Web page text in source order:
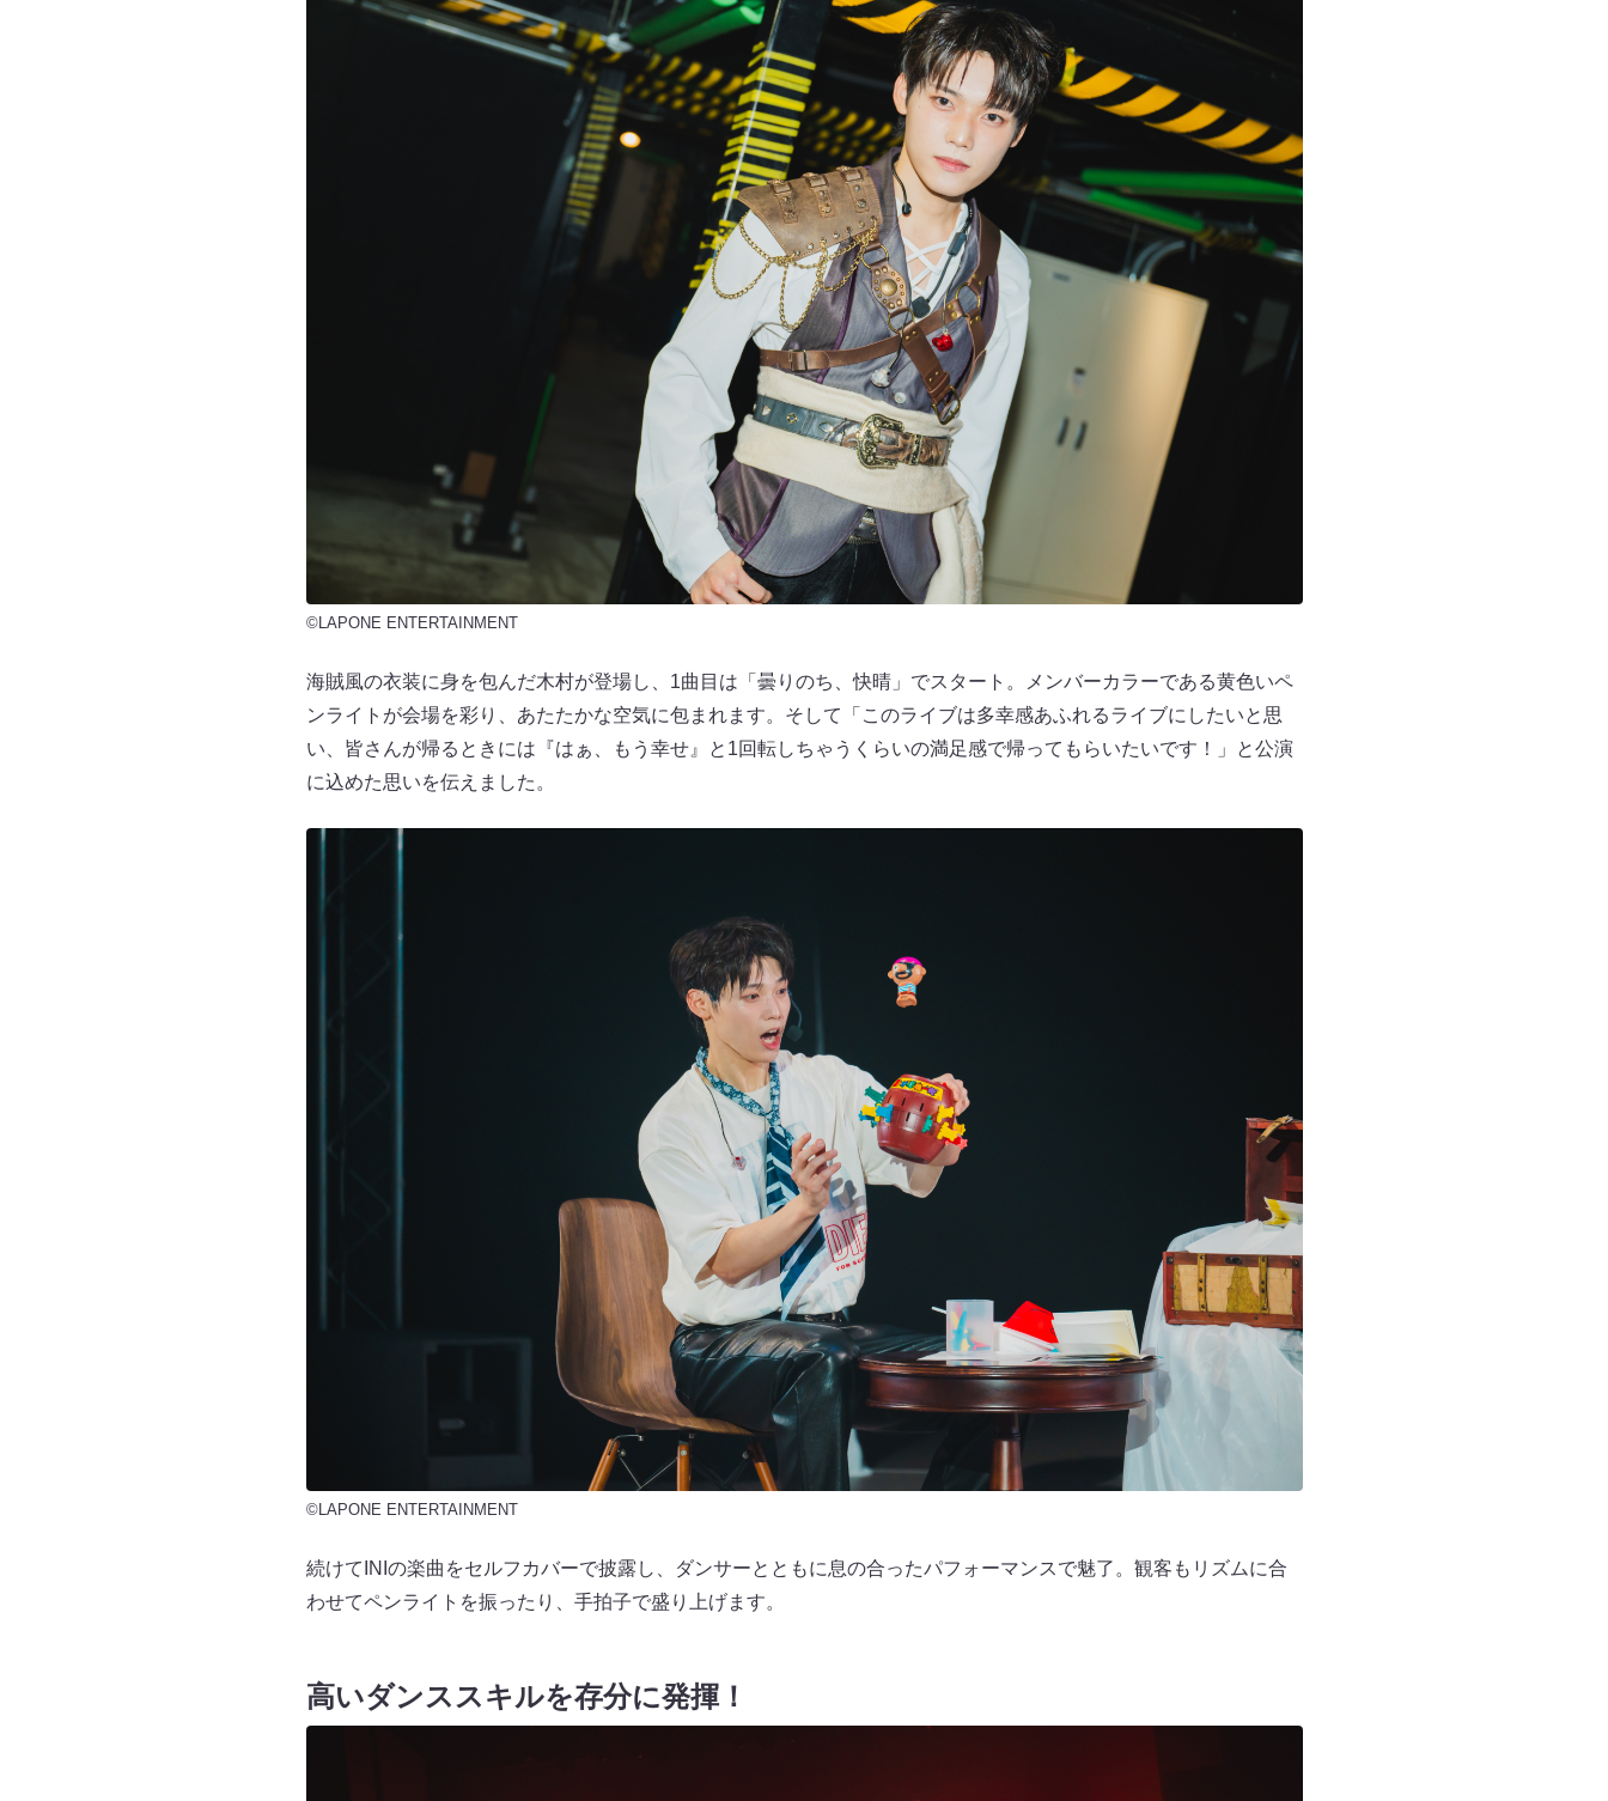
©LAPONE ENTERTAINMENT
海賊風の衣装に身を包んだ木村が登場し、1曲目は「曇りのち、快晴」でスタート。メンバーカラーである黄色いペ
ンライトが会場を彩り、あたたかな空気に包まれます。そして「このライブは多幸感あふれるライブにしたいと思
い、皆さんが帰るときには『はぁ、もう幸せ』と1回転しちゃうくらいの満足感で帰ってもらいたいです！」と公演
に込めた思いを伝えました。
©LAPONE ENTERTAINMENT
続けてINIの楽曲をセルフカバーで披露し、ダンサーとともに息の合ったパフォーマンスで魅了。観客もリズムに合
わせてペンライトを振ったり、手拍子で盛り上げます。
高いダンススキルを存分に発揮！